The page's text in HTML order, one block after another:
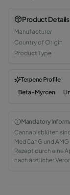
Product Details
Manufacturer
Country of Origin
Product Type
Terpene Profile
Beta-Myrcen
Mandatory
Cannabisblüten
MedCanG und
Rezept durch eine
nach ärztlicher